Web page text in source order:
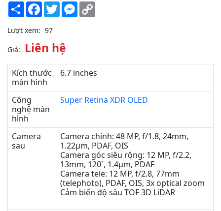
Share Facebook
TwitterMessenger
Lượt xem: 97
Giá: Liên hệ
Kích thước
màn hình
6.7 inches
Công
nghệ màn
hình
Super Retina XDR OLED
Camera
sau
Camera chính: 48 MP, f/1.8, 24mm,
1.22µm, PDAF, OIS
Camera góc siêu rộng: 12 MP, f/2.2,
13mm, 120˚, 1.4µm, PDAF
Camera tele: 12 MP, f/2.8, 77mm
(telephoto), PDAF, OIS, 3x optical zoom
Cảm biến độ sâu TOF 3D LiDAR